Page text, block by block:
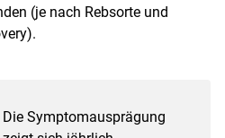
(je nach Rebsorte und
Die Symptomausprägung